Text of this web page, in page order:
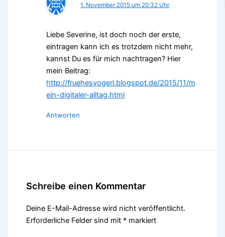
1. November 2015 um 20:32 Uhr
Liebe Severine, ist doch noch der erste,
eintragen kann ich es trotzdem nicht mehr,
kannst Du es für mich nachtragen? Hier
mein Beitrag:
http://fruehesvogerl.blogspot.de/2015/11/m
ein-digitaler-alltag.html
Antworten
Schreibe einen Kommentar
Deine E-Mail-Adresse wird nicht veröffentlicht.
Erforderliche Felder sind mit * markiert